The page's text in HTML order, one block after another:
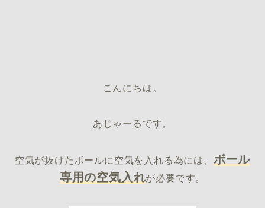
こんにちは。
あじゃーるです。
空気が抜けたボールに空気を入れる為には、 ボール
専用の空気入れが必要です。